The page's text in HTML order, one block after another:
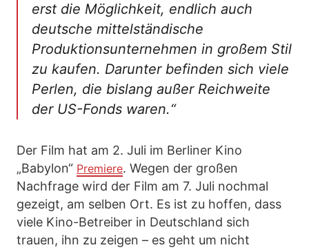
erst die Möglichkeit, endlich auch
deutsche mittelständische
Produktionsunternehmen in großem Stil
zu kaufen. Darunter befinden sich viele
Perlen, die bislang außer Reichweite
der US-Fonds waren.“
Der Film hat am 2. Juli im Berliner Kino
„Babylon“ Premiere. Wegen der großen
Nachfrage wird der Film am 7. Juli nochmal
gezeigt, am selben Ort. Es ist zu hoffen, dass
viele Kino-Betreiber in Deutschland sich
trauen, ihn zu zeigen – es geht um nicht